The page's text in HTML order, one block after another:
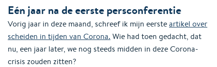
Eén jaar na de eerste persconferentie
Vorig jaar in deze maand, schreef ik mijn eersteartikel over
scheiden in tijden van Corona. Wie had toen gedacht, dat
nu, een jaar later, we nog steeds midden in deze Corona-
crisis zouden zitten?